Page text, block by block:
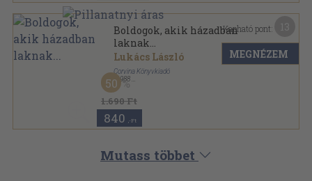
Boldogok, akik házadban
laknak...
Lukács László
Corvina Könyvkiadó
, 1988
Vászon
1.690 Ft
50
840 ,-Ft
Kapható pont:
MEGNÉZEM
Mutass többet